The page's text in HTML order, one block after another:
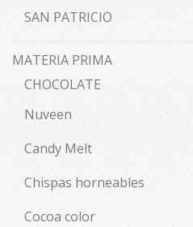
SAN PATRICIO
MATERIA PRIMA
CHOCOLATE
Nuveen
Candy Melt
Chispas horneables
Cocoa color